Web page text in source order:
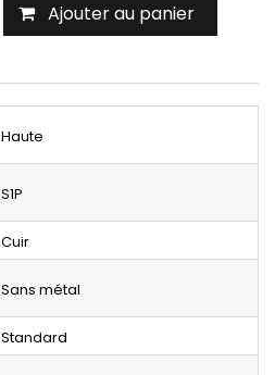
Ajouter au panier
Haute
S1P
Cuir
Sans métal
Standard